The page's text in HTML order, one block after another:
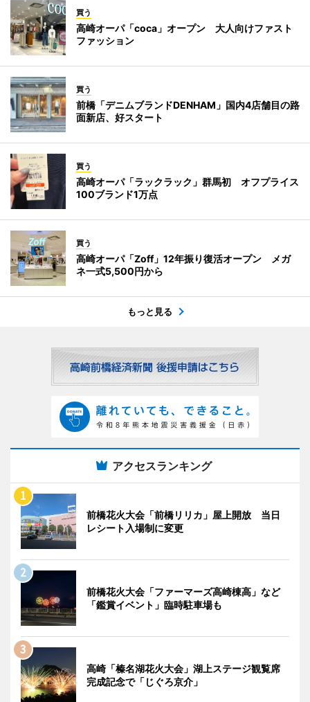
買う
高崎オーパ「coca」オープン 大人向けファスト
ファッション
買う
前橋「デニムブランドDENHAM」国内4店舗目の路
面新店、好スタート
買う
高崎オーパ「ラックラック」群馬初 オフプライス
100ブランド1万点
買う
高崎オーパ「Zoff」12年振り復活オープン メガ
ネ一式5,500円から
もっと見る
アクセスランキング
前橋花火大会「前橋リリカ」屋上開放 当日
レシート入場制に変更
前橋花火大会「ファーマーズ高崎棟高」など
「鑑賞イベント」臨時駐車場も
高崎「榛名湖花火大会」湖上ステージ観覧席
完成記念で「じぐろ京介」